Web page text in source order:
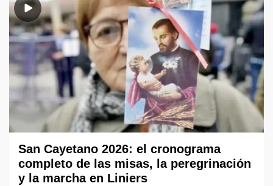
San Cayetano 2026: el cronograma
completo de las misas, la peregrinación
y la marcha en Liniers